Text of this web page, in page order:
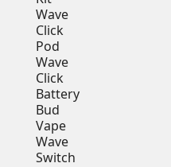
Wave
Click
Pod
Wave
Click
Battery
Bud
Vape
Wave
Switch